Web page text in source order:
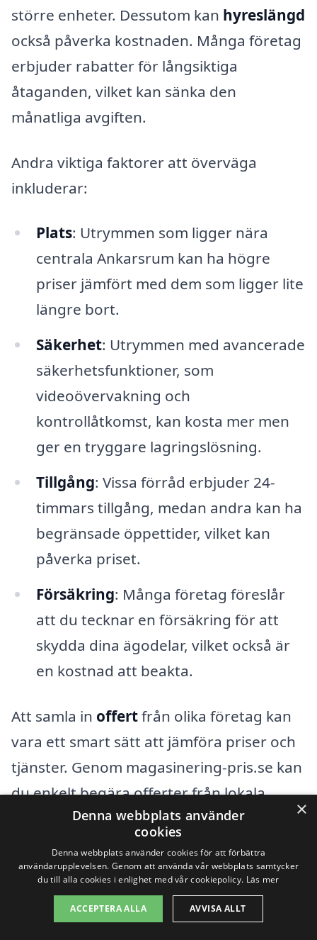
större enheter. Dessutom kan hyreslängd
också påverka kostnaden. Många företag
erbjuder rabatter för långsiktiga
åtaganden, vilket kan sänka den
månatliga avgiften.
Andra viktiga faktorer att överväga
inkluderar:
Plats: Utrymmen som ligger nära
centrala Ankarsrum kan ha högre
priser jämfört med dem som ligger lite
längre bort.
Säkerhet: Utrymmen med avancerade
säkerhetsfunktioner, som
videoövervakning och
kontrollåtkomst, kan kosta mer men
ger en tryggare lagringslösning.
Tillgång: Vissa förråd erbjuder 24-
timmars tillgång, medan andra kan ha
begränsade öppettider, vilket kan
påverka priset.
Försäkring: Många företag föreslår
att du tecknar en försäkring för att
skydda dina ägodelar, vilket också är
en kostnad att beakta.
Att samla in offertfrån olika företag kan
vara ett smart sätt att jämföra priser och
tjänster. Genom magasinering-pris.se kan
du enkelt begära offerter från lokala
aktörer och hitta det alternativ som bäst
passar dina behov och budget. Vi hjälper
dig att navigera genom valmöjligheterna
för magasinering i Ankarsrum och
säkerställer att du får det mest
×
Denna webbplats använder
cookies
Denna webbplats använder cookies för att förbättra
användarupplevelsen. Genom att använda vår webbplats samtycker
du till alla cookies i enlighet med vår cookiepolicy. Läs mer
ACCEPTERA ALLA AVVISA ALLT